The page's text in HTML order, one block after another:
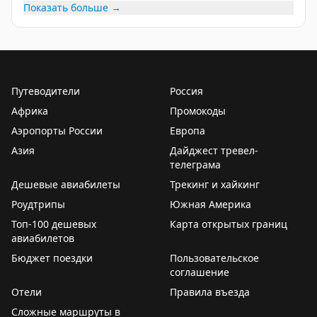
Roame должен быть в вашем арсенале. Добавление
Greg The Frequent Miler Frequent Miler
Показать больше →
Путеводители
Россия
Африка
Промокоды
Аэропорты России
Европа
Азия
Дайджест тревел-
телеграма
Дешевые авиабилеты
Трекинг и хайкинг
Роудтрипы
Южная Америка
Топ-100 дешевых
авиабилетов
Карта открытых границ
Бюджет поездки
Пользовательское
соглашение
Отели
Правила въезда
Сложные маршруты в